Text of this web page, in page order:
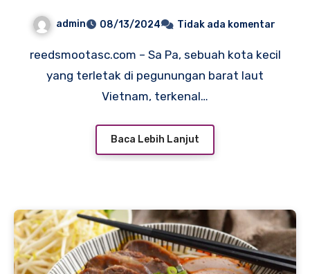
admin 08/13/2024 Tidak ada komentar
reedsmootasc.com – Sa Pa, sebuah kota kecil
yang terletak di pegunungan barat laut
Vietnam, terkenal…
Baca Lebih Lanjut